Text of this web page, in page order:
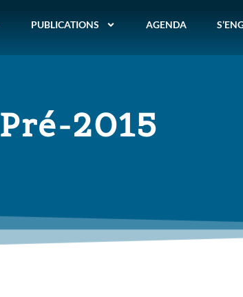
PUBLICATIONS AGENDA
Pré-2015